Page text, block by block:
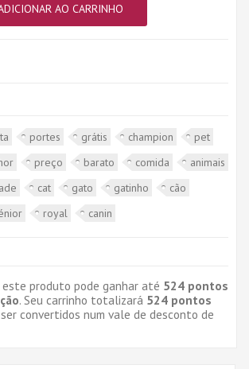
AO CARRINHO
portes grátis champion
pet
preço barato comida
animais
cat gato gatinho
cão
royal canin
este produto pode ganhar até 524 pontos
. Seu carrinho totalizará 524 pontos
convertidos num vale de desconto de